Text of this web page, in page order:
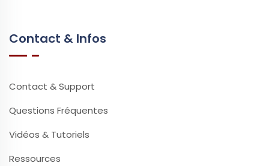
Contact & Infos
Contact & Support
Questions Fréquentes
Vidéos & Tutoriels
Ressources